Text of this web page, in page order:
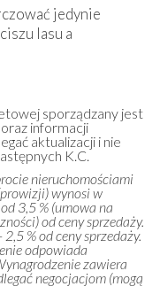
jedynie
lasu a
sporządzany jest
informacji
aktualizacji i nie
K.C.
nieruchomościami
wynosi w
3,5 % (umowa na
od ceny sprzedaży.
% od ceny sprzedaży.
odpowiada
zawiera
negocjacjom (mogą